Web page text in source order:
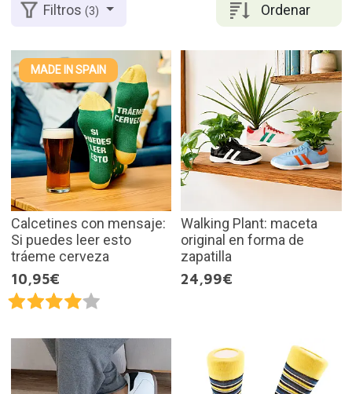
Ordenar
Filtros(3)
MADE IN SPAIN
Calcetines con mensaje:
Si puedes leer esto
tráeme cerveza
10,95€
Walking Plant: maceta
original en forma de
zapatilla
24,99€